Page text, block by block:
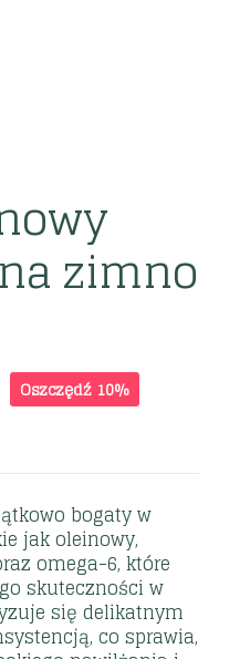
zimno
Oszczędź 10%
bogaty w
jak oleinowy,
omega-6, które
skuteczności w
się delikatnym
co sprawia,